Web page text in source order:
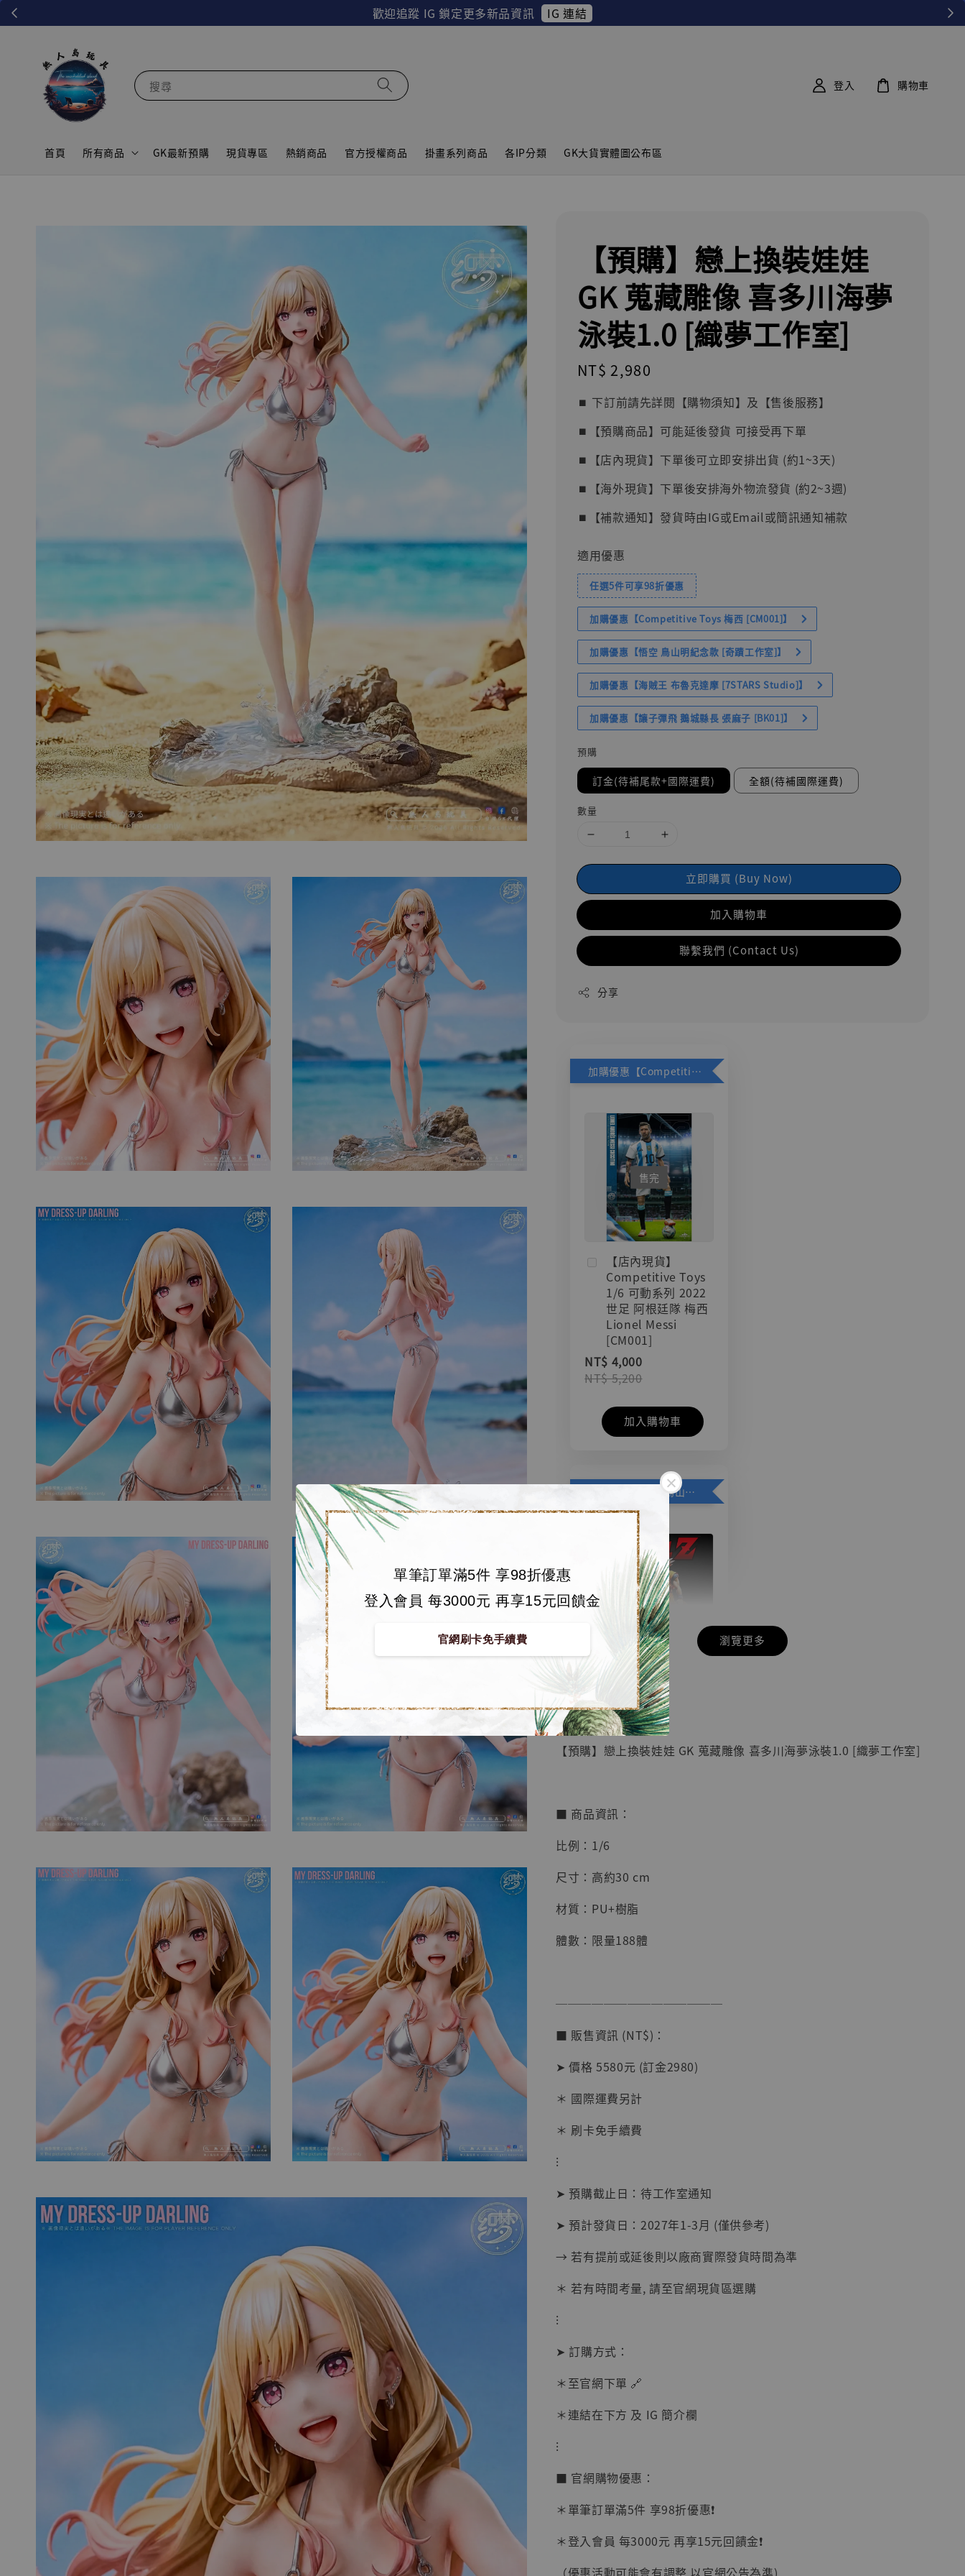
歡迎追蹤 IG 鎖定更多新品資訊 IG 連結
單筆訂單滿5件 享98折優惠
登入會員 每3000元 再享15元回饋金
官網刷卡免手續費
搜尋
首頁 所有商品 GK最新預購 現貨專區 熱銷商品 官方授權商品 掛畫系列商品 各IP分類 GK大貨實體圖公布區
登入 購物車
【預購】戀上換裝娃娃
GK 蒐藏雕像 喜多川海夢
泳裝1.0 [織夢工作室]
Regular
price
NT$ 2,980
⏹︎ 下訂前請先詳閱【購物須知】及【售後服務】
⏹︎【預購商品】可能延後發貨 可接受再下單
⏹︎【店內現貨】下單後可立即安排出貨 (約1~3天)
⏹︎【海外現貨】下單後安排海外物流發貨 (約2~3週)
⏹︎【補款通知】發貨時由IG或Email或簡訊通知補款
適用優惠
任選5件可享98折優惠
加購優惠【Competitive Toys 梅西 [CM001]】
加購優惠【悟空 鳥山明紀念款 [奇蹟工作室]】
加購優惠【海賊王 布魯克達摩 [7STARS Studio]】
加購優惠【讓子彈飛 鵝城縣長 張麻子 [BK01]】
預購
訂金(待補尾款+國際運費) 全額(待補國際運費)
數量
立即購買 (Buy Now)
加入購物車
聯繫我們 (Contact Us)
分享
加購優惠【Competitive Toys 梅西 [CM001]】
售完
【店內現貨】
Competitive Toys
1/6 可動系列 2022
世足 阿根廷隊 梅西
Lionel Messi
[CM001]
NT$ 4,000
NT$ 5,200
加入購物車
加購優惠【悟空 鳥山明紀念款 [奇蹟工作室]】
【店內現貨】七龍珠
系列蒐藏雕像 悟空
鳥山明紀念款 [奇蹟
工作室]
NT$ 4,280
- +
加入購物車
【店內現貨】海賊王
系列蒐藏雕像 布魯
克達摩 [7STARS
Studio]
加購優惠【讓子彈飛 鵝城縣長 張麻子 [BK01]】
【現貨】
BJSTUDIO 1/6系列
可動蒐藏人偶 讓子
彈飛 鵝城縣長 張麻
子 [BK01]
- +
瀏覽更多
🏝【無人島玩具】
【預購】戀上換裝娃娃 GK 蒐藏雕像 喜多川海夢泳裝1.0 [織夢工作室]
■ 商品資訊：
比例：1/6
尺寸：高約30 cm
材質：PU+樹脂
體數：限量188體
──────────────
■ 販售資訊 (NT$)：
➤ 價格 5580元 (訂金2980)
＊ 國際運費另計
＊ 刷卡免手續費
⁝
➤ 預購截止日：待工作室通知
➤ 預計發貨日：2027年1-3月 (僅供參考)
→ 若有提前或延後則以廠商實際發貨時間為準
＊ 若有時間考量, 請至官網現貨區選購
⁝
➤ 訂購方式：
＊至官網下單 🔗
＊連結在下方 及 IG 簡介欄
⁝
■ 官網購物優惠：
＊單筆訂單滿5件 享98折優惠❗️
＊登入會員 每3000元 再享15元回饋金❗️
（優惠活動可能會有調整 以官網公告為準)